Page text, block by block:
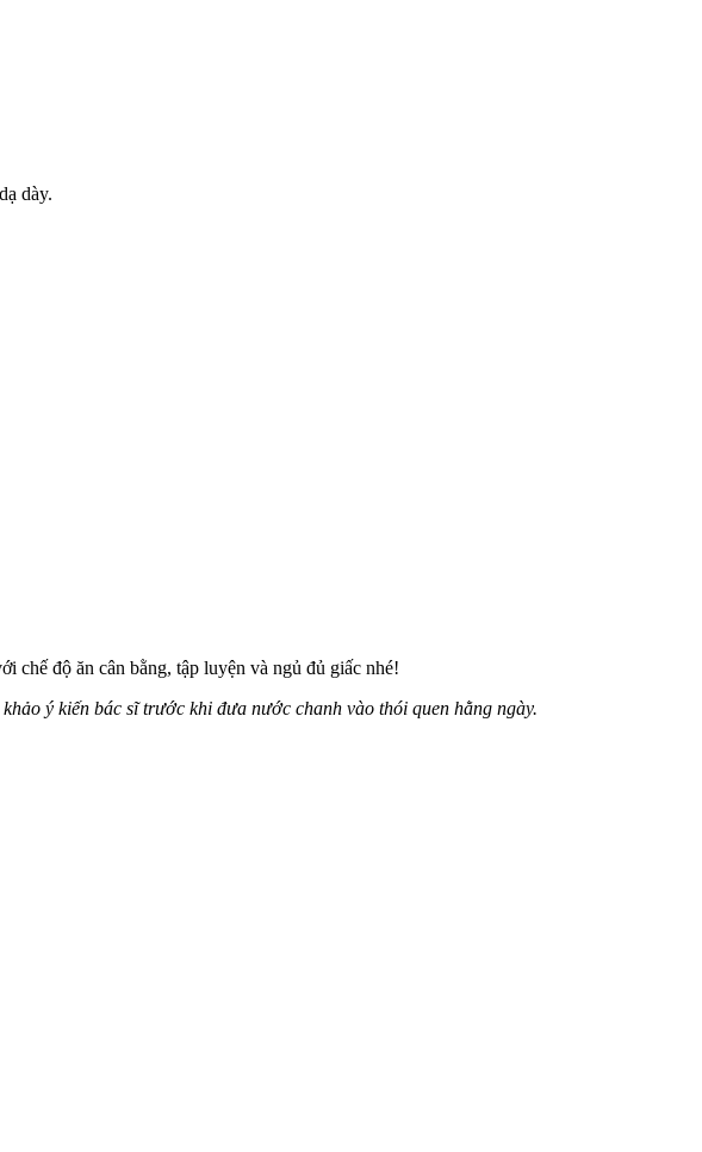
dày.
chế độ ăn cân bằng, tập luyện và ngủ đủ giấc nhé!
ý kiến bác sĩ trước khi đưa nước chanh vào thói quen hằng ngày.